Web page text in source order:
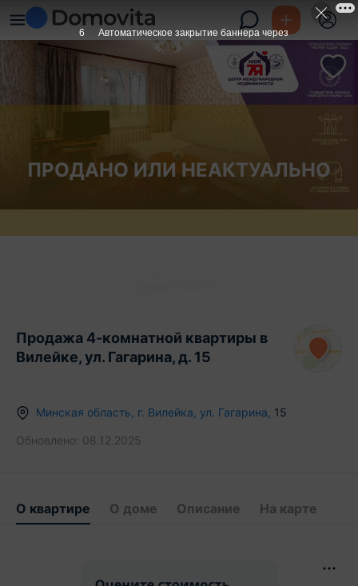
ПРОДАНО ИЛИ НЕАКТУАЛЬНО
Продажа 4-комнатной квартиры в
Вилейке, ул. Гагарина, д. 15
Минская область г. Вилейка ул. Гагарина 15
Обновлено: 08.12.2025
О квартире О доме Описание На карте
6 Автоматическое закрытие баннера через